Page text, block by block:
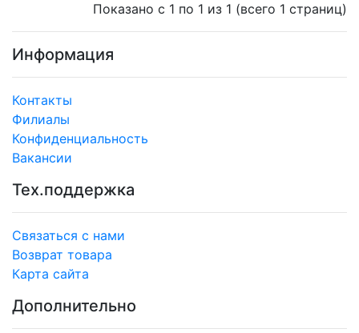
Показано с 1 по 1 из 1 (всего 1 страниц)
Информация
Контакты
Филиалы
Конфиденциальность
Вакансии
Тех.поддержка
Связаться с нами
Возврат товара
Карта сайта
Дополнительно